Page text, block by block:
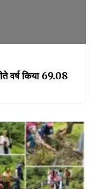
वर्ष किया 69.08